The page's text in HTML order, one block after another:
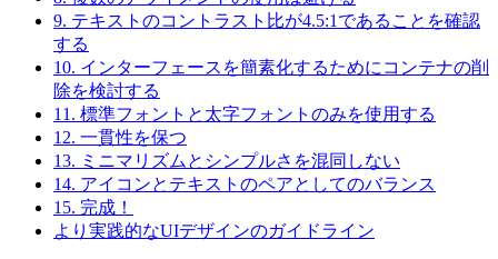
9. テキストのコントラスト比が4.5:1であることを確認
する
10. インターフェースを簡素化するためにコンテナの削
除を検討する
11. 標準フォントと太字フォントのみを使用する
12. 一貫性を保つ
13. ミニマリズムとシンプルさを混同しない
14. アイコンとテキストのペアとしてのバランス
15. 完成！
より実践的なUIデザインのガイドライン